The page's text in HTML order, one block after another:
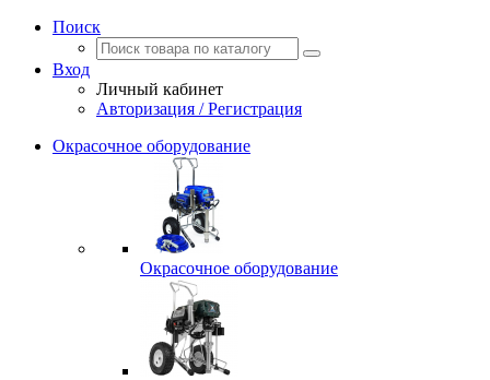
Поиск
Вход
Личный кабинет
Авторизация / Регистрация
Окрасочное оборудование
Окрасочное оборудование